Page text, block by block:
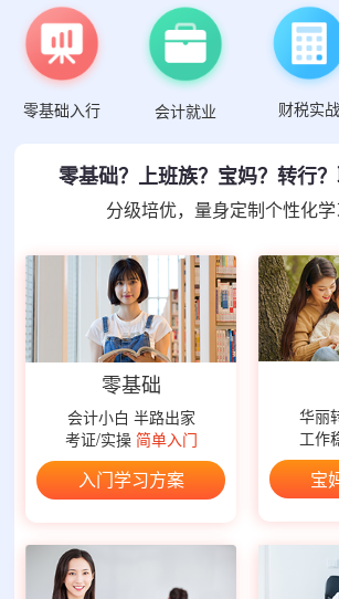
零基础入行 会计就业 财税实战
零基础？上班族？宝妈？转行？
分级培优，量身定制个性化
零基础
会计小白 半路出家
考证/实操 简单入门
入门学习方案
华丽
工作
宝